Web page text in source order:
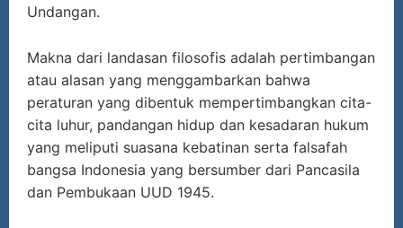
Undangan.
Makna dari landasan filosofis adalah pertimbangan
atau alasan yang menggambarkan bahwa
peraturan yang dibentuk mempertimbangkan cita-
cita luhur, pandangan hidup dan kesadaran hukum
yang meliputi suasana kebatinan serta falsafah
bangsa Indonesia yang bersumber dari Pancasila
dan Pembukaan UUD 1945.